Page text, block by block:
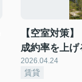
【空室対策
成約率を上げ
2026.04.24
賃貸